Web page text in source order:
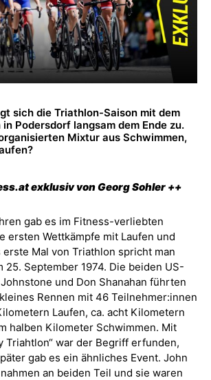
sich die Triathlon-Saison mit dem
Podersdorf langsam dem Ende zu.
Mixtur aus Schwimmen,
exklusiv von Georg Sohler ++
gab es im Fitness-verliebten
ersten Wettkämpfe mit Laufen und
erste Mal von Triathlon spricht man
25. September 1974. Die beiden US-
und Don Shanahan führten
Rennen mit 46 Teilnehmer:innen
Laufen, ca. acht Kilometern
halben Kilometer Schwimmen. Mit
Triahtlon“ war der Begriff erfunden,
gab es ein ähnliches Event. John
an beiden Teil und sie waren